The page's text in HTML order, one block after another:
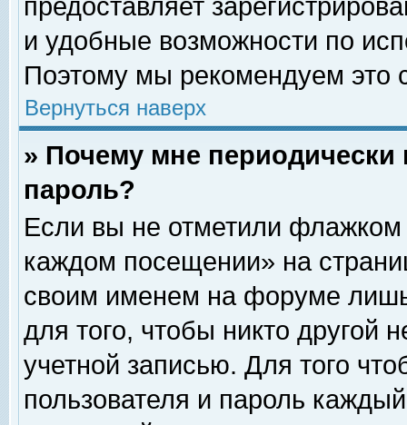
предоставляет
и удобные возможности по
Поэтому мы рекомендуем это
Вернуться наверх
» Почему мне
пароль?
Если вы не отметили флажком
каждом посещении» на
своим именем на форуме
для того, чтобы никто другой
учетной записью. Для того
пользователя и пароль